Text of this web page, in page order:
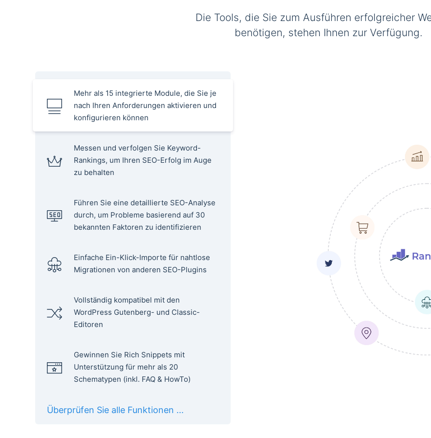
Die Tools, die Sie zum Ausführen erfolgreicher
benötigen, stehen Ihnen zur Verfügung.
Mehr als 15 integrierte Module, die Sie je
nach Ihren Anforderungen aktivieren und
konfigurieren können
Messen und verfolgen Sie Keyword-
Rankings, um Ihren SEO-Erfolg im Auge
zu behalten
Führen Sie eine detaillierte SEO-Analyse
durch, um Probleme basierend auf 30
bekannten Faktoren zu identifizieren
Einfache Ein-Klick-Importe für nahtlose
Migrationen von anderen SEO-Plugins
Vollständig kompatibel mit den
WordPress Gutenberg- und Classic-
Editoren
Gewinnen Sie Rich Snippets mit
Unterstützung für mehr als 20
Schematypen (inkl. FAQ & HowTo)
Überprüfen Sie alle Funktionen ...